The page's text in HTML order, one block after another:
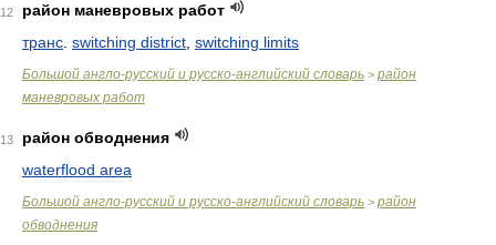
12
район маневровых работ
транс switching district switching limits
Большой англо-русский и русско-английский словарь > район
маневровых работ
13
район обводнения
waterflood area
Большой англо-русский и русско-английский словарь > район
обводнения